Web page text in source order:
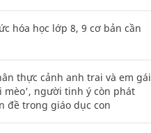
hóa học lớp 8, 9 cơ bản cần
thực cảnh anh trai và em gái
mèo', người tinh ý còn phát
đề trong giáo dục con